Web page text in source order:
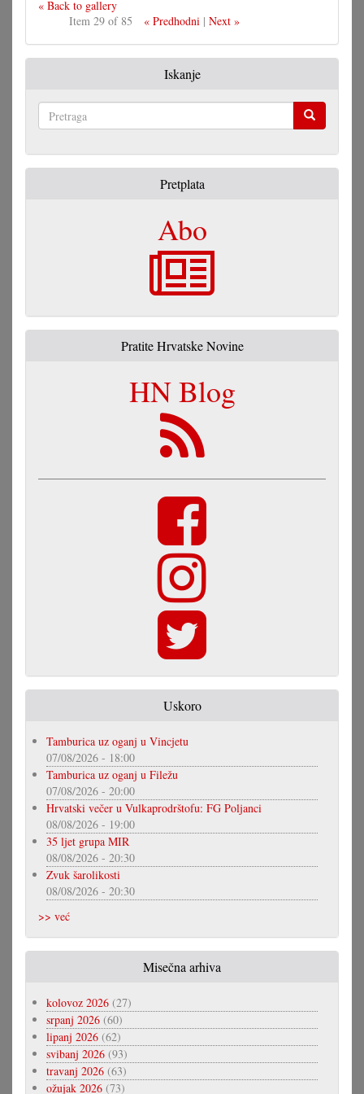
« Back to gallery
Item 29 of 85
« Predhodni| Next »
Iskanje
Pretplata
Abo
Pratite Hrvatske Novine
HN Blog
Uskoro
Tamburica uz oganj u Vincjetu
07/08/2026 - 18:00
Tamburica uz oganj u Filežu
07/08/2026 - 20:00
Hrvatski večer u Vulkaprodrštofu: FG Poljanci
08/08/2026 - 19:00
35 ljet grupa MIR
08/08/2026 - 20:30
Zvuk šarolikosti
08/08/2026 - 20:30
>> već
Misečna arhiva
kolovoz 2026 (27)
srpanj 2026 (60)
lipanj 2026 (62)
svibanj 2026 (93)
travanj 2026 (63)
ožujak 2026 (73)